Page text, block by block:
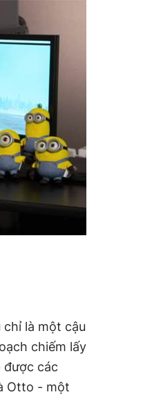
là một cậu
chiếm lấy
được các
Otto - một